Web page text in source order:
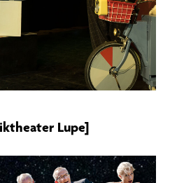
Lupe]